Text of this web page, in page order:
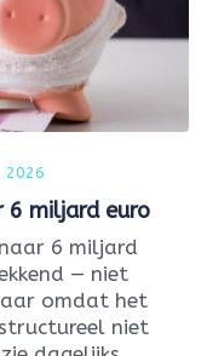
2026
6 miljard euro
6 miljard
— niet
omdat het
niet